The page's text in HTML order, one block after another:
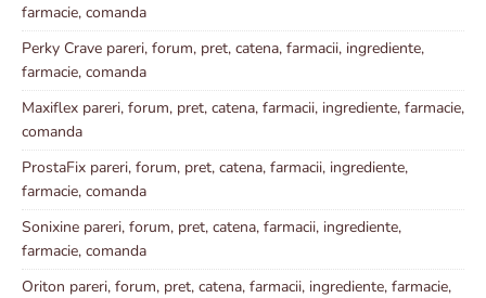
farmacie, comanda
Perky Crave pareri, forum, pret, catena, farmacii, ingrediente,
farmacie, comanda
Maxiflex pareri, forum, pret, catena, farmacii, ingrediente, farmacie,
comanda
ProstaFix pareri, forum, pret, catena, farmacii, ingrediente,
farmacie, comanda
Sonixine pareri, forum, pret, catena, farmacii, ingrediente,
farmacie, comanda
Oriton pareri, forum, pret, catena, farmacii, ingrediente, farmacie,